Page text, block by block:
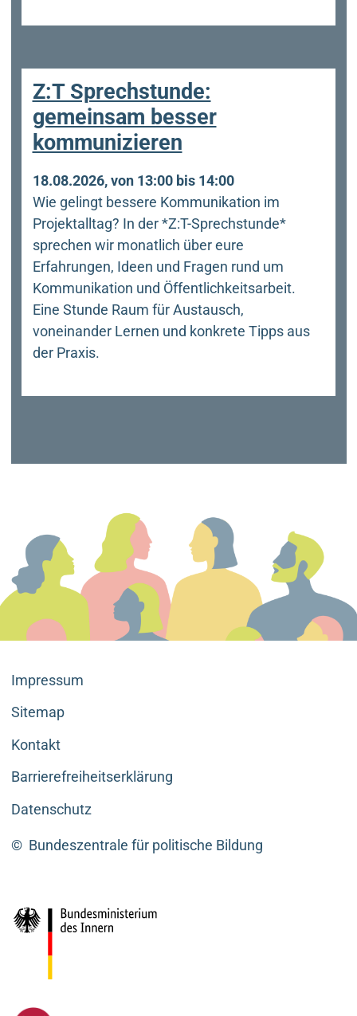
Z:T Sprechstunde:
gemeinsam besser
kommunizieren
18.08.2026, von 13:00 bis 14:00
Wie gelingt bessere Kommunikation im
Projektalltag? In der *Z:T-Sprechstunde*
sprechen wir monatlich über eure
Erfahrungen, Ideen und Fragen rund um
Kommunikation und Öffentlichkeitsarbeit.
Eine Stunde Raum für Austausch,
voneinander Lernen und konkrete Tipps aus
der Praxis.
Impressum
Sitemap
Kontakt
Barrierefreiheitserklärung
Datenschutz
© Bundeszentrale für politische Bildung